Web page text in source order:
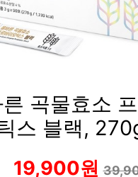
곡물효소
스 블랙,
19,900원